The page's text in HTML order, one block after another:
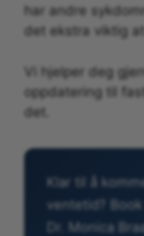
har andre
det ekstra viktig
Vi hjelper deg
oppdatering til
det.
Klar til å
ventetid?
Dr. Monica